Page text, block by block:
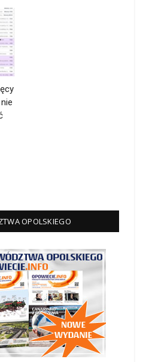
OPOLSKIEGO